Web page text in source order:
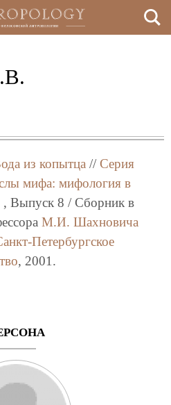
из копытца// Серия
мифа: мифология в
, Выпуск 8 / Сборник в
М.И. Шахновича
Петербургское
, 2001.